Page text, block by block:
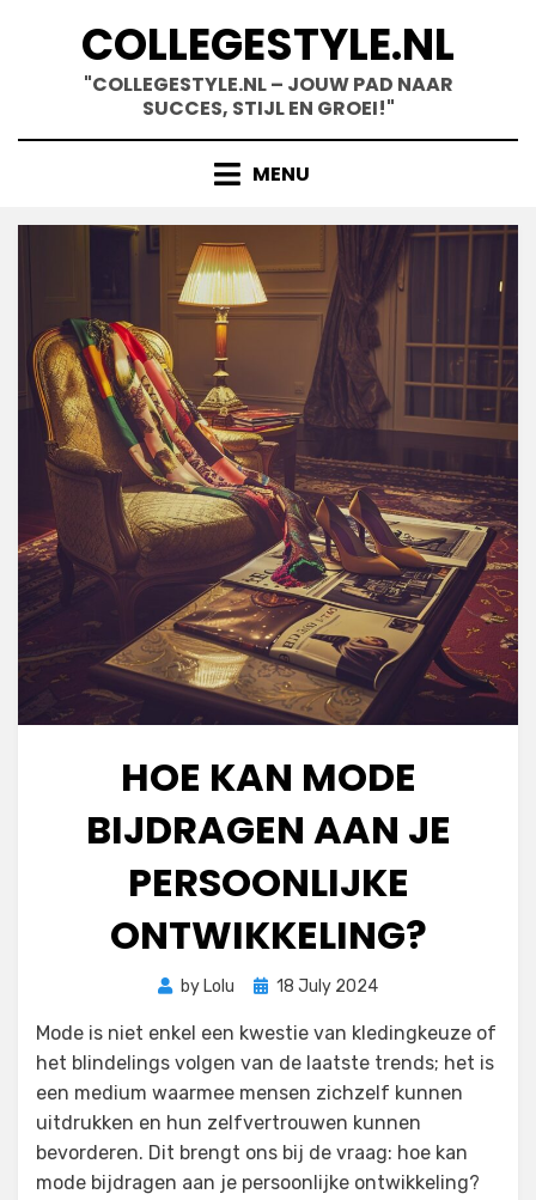
COLLEGESTYLE.NL
"COLLEGESTYLE.NL – JOUW PAD NAAR
SUCCES, STIJL EN GROEI!"
MENU
HOE KAN MODE
BIJDRAGEN AAN JE
PERSOONLIJKE
ONTWIKKELING?
by Lolu
Posted
18 July 2024
Mode is niet enkel een kwestie van kledingkeuze of
het blindelings volgen van de laatste trends; het is
een medium waarmee mensen zichzelf kunnen
uitdrukken en hun zelfvertrouwen kunnen
bevorderen. Dit brengt ons bij de vraag: hoe kan
mode bijdragen aan je persoonlijke ontwikkeling?